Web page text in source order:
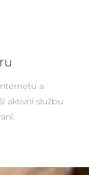
a
aktivní službu.